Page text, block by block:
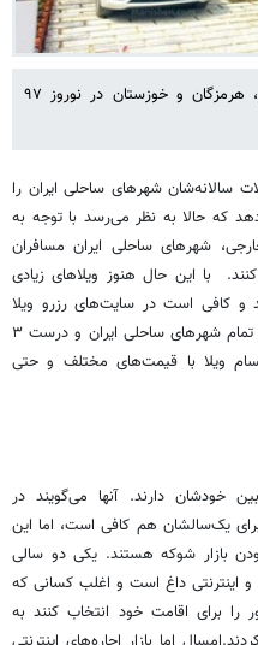
شهروند نوشت: مازندران، گیلان، بوشهر، هرمزگان و خوزستان در نوروز ٩٧
سالانه‌شان ‏شهرهای ساحلی ایران را
که حالا به نظر می‌رسد با ‏توجه به
شهرهای ساحلی ایران مسافران
‏نسبت به نوروز ٩٧ جذب کنند. با این حال هنوز ویلاهای زیادی
و کافی است در سایت‌های رزرو ویلا
جست‌وجویی ساده کنید تا متوجه شوید در تمام شهرهای ‏ساحلی ایران و درست ٣
ویلا با قیمت‌های مختلف و حتی
خودشان دارند. آنها می‌گویند در
یک‌سالشان هم کافی است، اما این
‏بازار شوکه هستند. یکی دو سالی
و اینترنتی داغ است و ‏اغلب کسانی که
را برای اقامت خود انتخاب ‌کنند به